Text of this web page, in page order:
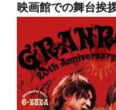
映画館での舞台挨